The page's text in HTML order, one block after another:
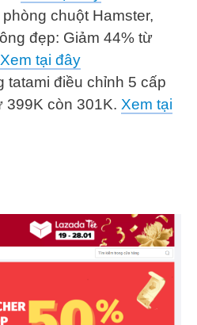
chuột Hamster,
đẹp: Giảm 44% từ
Xem tại đây
tatami điều chỉnh 5 cấp
399K còn 301K. Xem tại